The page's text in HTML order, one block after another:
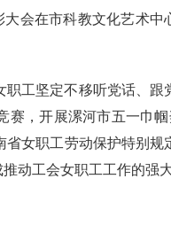
会在市科教文化艺术中
工坚定不移听党话、跟
赛，开展漯河市五一巾帼
女职工劳动保护特别规
动工会女职工工作的强大